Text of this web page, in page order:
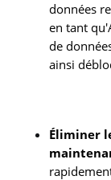
données
en tant
de
ainsi
Éliminer